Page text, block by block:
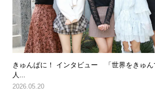
きゅんぱに！ インタビュー 「世界をきゅん
人...
2026.05.20